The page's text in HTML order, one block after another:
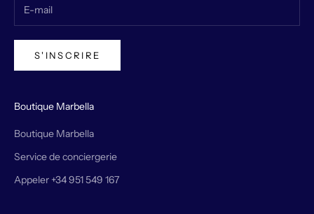
S'INSCRIRE
Boutique Marbella
Boutique Marbella
Service de conciergerie
Appeler +34 951 549 167